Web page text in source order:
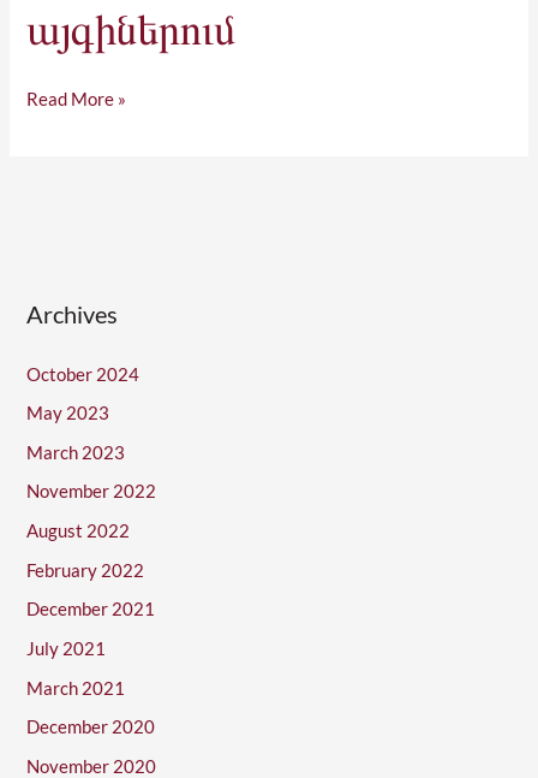
այգիներում
Read More »
Archives
October 2024
May 2023
March 2023
November 2022
August 2022
February 2022
December 2021
July 2021
March 2021
December 2020
November 2020